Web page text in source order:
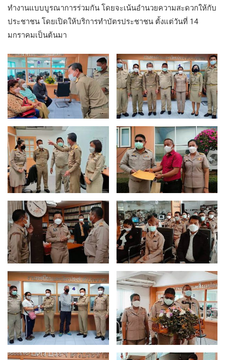
ทำงานแบบบูรณาการร่วมกัน โดยจะเน้นอำนวยความสะดวกให้กับ
ประชาชน โดยเปิดให้บริการทำบัตรประชาชน ตั้งแต่วันที่ 14
มกราคมเป็นต้นมา